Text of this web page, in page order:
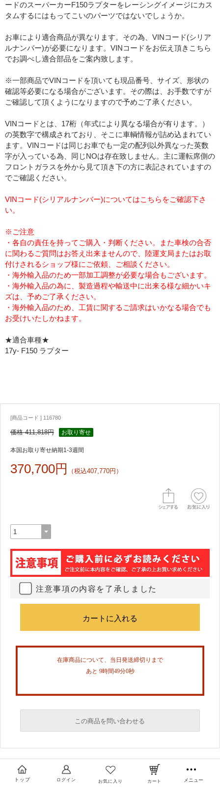
ードのスーパーカーF150ラプターをレーシングイメージにカス
タムするにはもってこいのパーツではないでしょうか。
お車により適合商品が異なります。その為、VINコード(シリア
ルナンバー)が必要になります。VINコードをお伝え頂きこちら
でお調べし適合部品をご案内致します。
※一部商品でVINコードを頂いても現品番号、サイズ、形状の
確認等必要になる場合がございます。その際は、お手数ですが
ご確認して頂くようになりますので予めご了承ください。
VINコードとは、17桁（年式により異なる場合が有ります。）
の英数字で構成されており、そこに車輌情報が詰め込まれてい
ます。VINコードは同じお車でも一定の配列以外異なった英数
字が入っている為、同じNOは存在致しません。主に運転席側の
フロントガラスを外から見て頂き下の方に表記されていますの
でご確認ください。
VINコード(シリアルナンバー)についてはこちらをご確認下さ
い。
※ご注意
・各自の責任を持ってご購入・判断ください。また車検の合否
に関わるご質問はお答え出来ませんので、陸運支局またはお取
付けされるショップ様にご依頼、ご相談ください。
・海外輸入品のため一部加工調整が必要な場合もございます。
・海外輸入品の為に、製造過程や輸送中に出来る様な細かいキ
ズは、予めご了承ください。
・海外輸入品のため、工賃に関するご請求はいかなる場合でも
お受けいたしかねます。
★適合車種★
17y- F150 ラプター
[商品コード ] 116780
価格 411,818円 お取り寄せ
本国お取り寄せ納期1-3週間
370,700円 （税込407,770円）
注意事項の内容を了承しました
在庫商品について、当日発送締切りまで
あと 9時間48分59秒
この商品を問い合わせる
トップ ログイン お気に入り カート メニュー